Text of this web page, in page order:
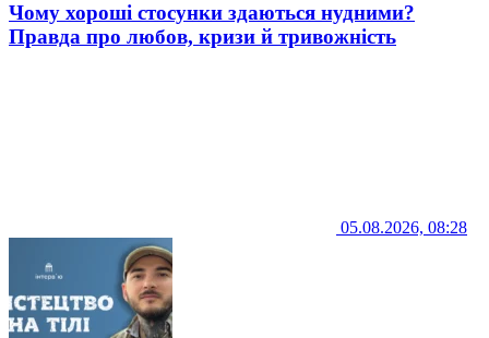
Чому хороші стосунки здаються нудними?
Правда про любов, кризи й тривожність
05.08.2026, 08:28